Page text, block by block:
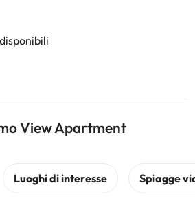
View Apartment